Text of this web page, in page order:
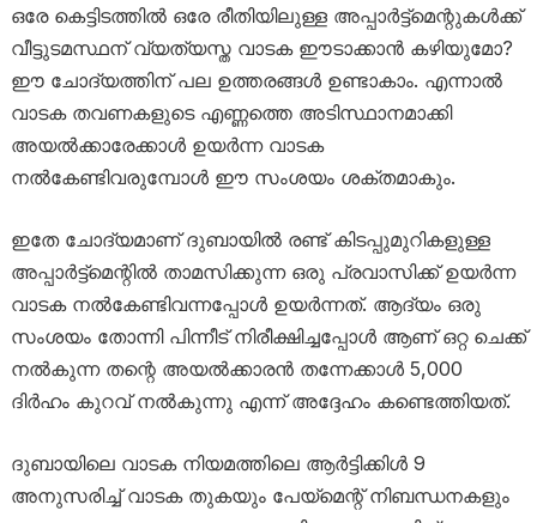
ഒരേ കെട്ടിടത്തിൽ ഒരേ രീതിയിലുള്ള അപ്പാർട്ട്‌മെന്റുകൾക്ക്
വീട്ടുടമസ്ഥന് വ്യത്യസ്ത വാടക ഈടാക്കാൻ കഴിയുമോ?
ഈ ചോദ്യത്തിന് പല ഉത്തരങ്ങൾ ഉണ്ടാകാം. എന്നാൽ
വാടക തവണകളുടെ എണ്ണത്തെ അടിസ്ഥാനമാക്കി
അയൽക്കാരേക്കാൾ ഉയർന്ന വാടക
നൽകേണ്ടിവരുമ്പോൾ ഈ സംശയം ശക്തമാകും.
ഇതേ ചോദ്യമാണ് ദുബായിൽ രണ്ട് കിടപ്പുമുറികളുള്ള
അപ്പാർട്ട്‌മെന്റിൽ താമസിക്കുന്ന ഒരു പ്രവാസിക്ക് ഉയർന്ന
വാടക നൽകേണ്ടിവന്നപ്പോൾ ഉയർന്നത്. ആദ്യം ഒരു
സംശയം തോന്നി പിന്നീട് നിരീക്ഷിച്ചപ്പോൾ ആണ് ഒറ്റ ചെക്ക്
നൽകുന്ന തന്റെ അയൽക്കാരൻ തന്നേക്കാൾ 5,000
ദിർഹം കുറവ് നൽകുന്നു എന്ന് അദ്ദേഹം കണ്ടെത്തിയത്.
ദുബായിലെ വാടക നിയമത്തിലെ ആർട്ടിക്കിൾ 9
അനുസരിച്ച് വാടക തുകയും പേയ്‌മെന്റ് നിബന്ധനകളും